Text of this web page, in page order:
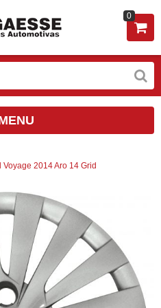
0
2014 Aro 14 Grid